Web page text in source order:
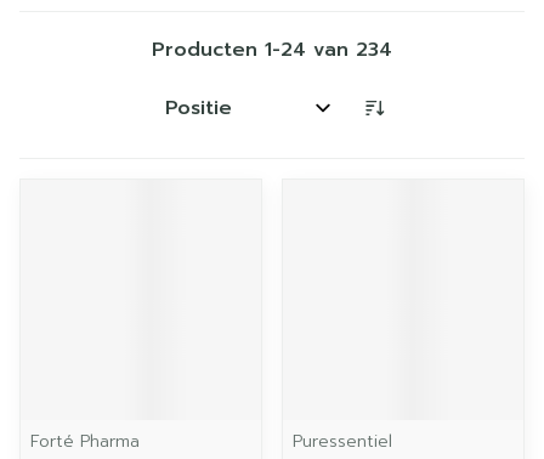
Producten 1-24 van 234
Sorteer op:
Forté Pharma
Puressentiel